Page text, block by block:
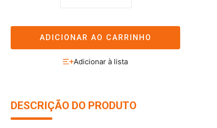
ADICIONAR AO CARRINHO
DESCRIÇÃO DO PRODUTO